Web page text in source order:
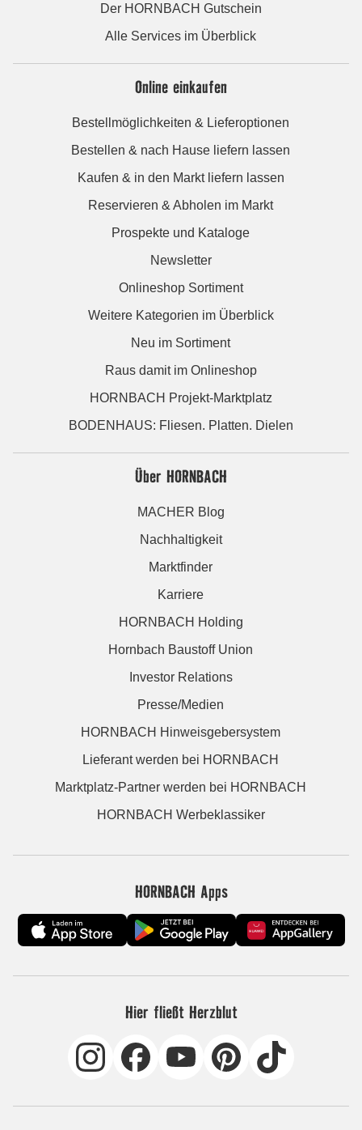
Der HORNBACH Gutschein
Alle Services im Überblick
Online einkaufen
Bestellmöglichkeiten & Lieferoptionen
Bestellen & nach Hause liefern lassen
Kaufen & in den Markt liefern lassen
Reservieren & Abholen im Markt
Prospekte und Kataloge
Newsletter
Onlineshop Sortiment
Weitere Kategorien im Überblick
Neu im Sortiment
Raus damit im Onlineshop
HORNBACH Projekt-Marktplatz
BODENHAUS: Fliesen. Platten. Dielen
Über HORNBACH
MACHER Blog
Nachhaltigkeit
Marktfinder
Karriere
HORNBACH Holding
Hornbach Baustoff Union
Investor Relations
Presse/Medien
HORNBACH Hinweisgebersystem
Lieferant werden bei HORNBACH
Marktplatz-Partner werden bei HORNBACH
HORNBACH Werbeklassiker
HORNBACH Apps
Hier fließt Herzblut